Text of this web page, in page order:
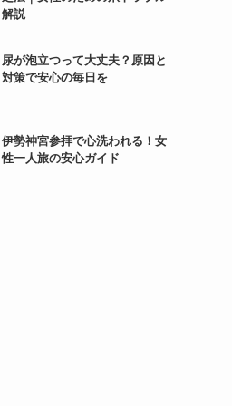
解説
尿が泡立つって大丈夫？原因と
対策で安心の毎日を
伊勢神宮参拝で心洗われる！女
性一人旅の安心ガイド